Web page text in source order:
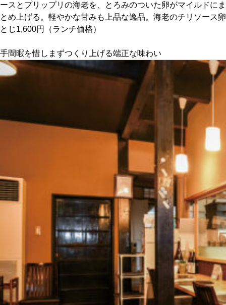
京都おやつクラブ
今月の京みやげ
すべて
関西で開催。
おすすめの展覧会
おすすめの映画
誠光社で選びました。
おすすめの本
ースとプリップリの海老を、とろみのついた卵がマイルドにま
とめ上げる。軽やかな甘みも上品な逸品。海老のチリソース卵
とじ1,600円（ランチ価格）
手間暇を惜しまずつくり上げる端正な味わい